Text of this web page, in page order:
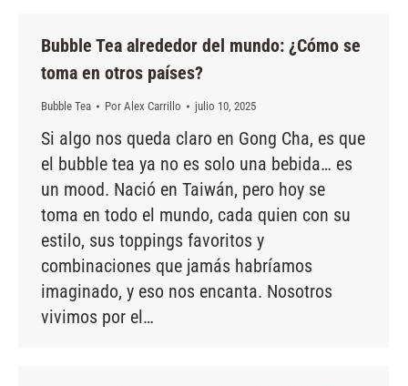
Bubble Tea alrededor del mundo: ¿Cómo se
toma en otros países?
Bubble Tea Por Alex Carrillo julio 10, 2025
Si algo nos queda claro en Gong Cha, es que
el bubble tea ya no es solo una bebida… es
un mood. Nació en Taiwán, pero hoy se
toma en todo el mundo, cada quien con su
estilo, sus toppings favoritos y
combinaciones que jamás habríamos
imaginado, y eso nos encanta. Nosotros
vivimos por el…